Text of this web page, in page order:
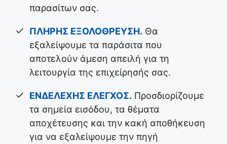
παρασίτων σας.
ΠΛΗΡΗΣ ΕΞΟΛΟΘΡΕΥΣΗ. Θα
εξαλείψουμε τα παράσιτα που
αποτελούν άμεση απειλή για τη
λειτουργία της επιχείρησής σας.
ΕΝΔΕΛΕΧΗΣ ΕΛΕΓΧΟΣ. Προσδιορίζουμε
τα σημεία εισόδου, τα θέματα
αποχέτευσης και την κακή αποθήκευση
για να εξαλείψουμε την πηγή